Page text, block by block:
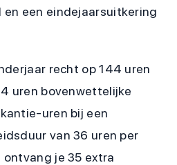
en een eindejaarsuitkering
recht op 144 uren
uren bovenwettelijke
uren bij een
van 36 uren per
ontvang je 35 extra